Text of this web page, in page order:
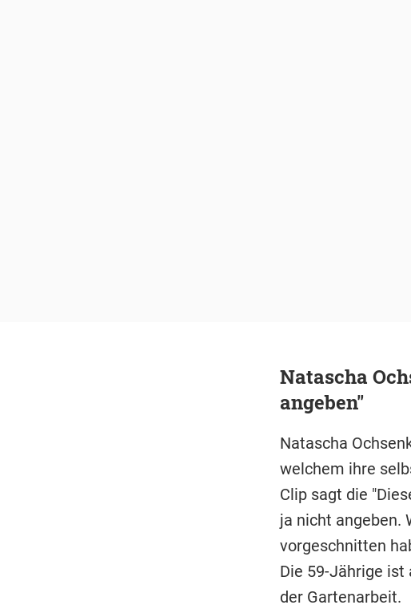
Natascha
angeben"
Natascha
welchem ihre
Clip sagt die
ja nicht angeben.
vorgeschnitten
Die 59-Jährige
der Gartenarbeit.